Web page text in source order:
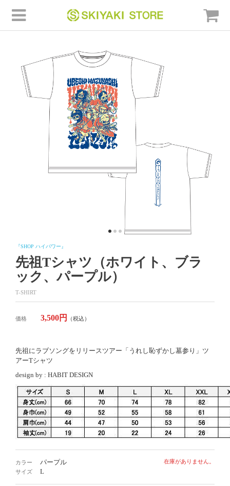
『SHOP ハイパワー』
先祖Tシャツ（ホワイト、ブラ
ック、パープル）
T-SHIRT
価格 3,500円 （税込）
先祖にラブソングをリリースツアー「うれし恥ずかし墓参り」ツ
アーTシャツ
design by : HABIT DESIGN
カラー パープル
サイズ L
在庫がありません。